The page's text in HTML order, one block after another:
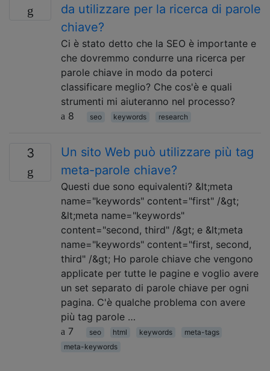
da utilizzare per la ricerca di parole
chiave?
Ci è stato detto che la SEO è importante e
che dovremmo condurre una ricerca per
parole chiave in modo da poterci
classificare meglio? Che cos'è e quali
strumenti mi aiuteranno nel processo?
8
seo keywords research
3
Un sito Web può utilizzare più tag
meta-parole chiave?
Questi due sono equivalenti? &lt;meta
name="keywords" content="first" /&gt;
&lt;meta name="keywords"
content="second, third" /&gt; e &lt;meta
name="keywords" content="first, second,
third" /&gt; Ho parole chiave che vengono
applicate per tutte le pagine e voglio avere
un set separato di parole chiave per ogni
pagina. C'è qualche problema con avere
più tag parole …
7
seo html keywords
meta-tags
meta-keywords